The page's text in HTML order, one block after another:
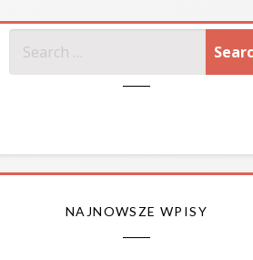
NAJNOWSZE WPISY